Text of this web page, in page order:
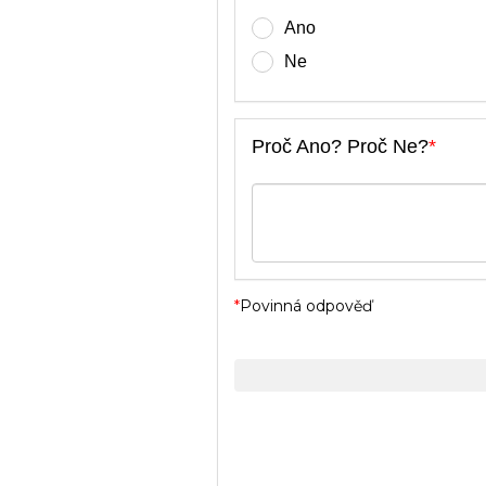
Ano
Ne
Proč Ano? Proč Ne?*
*Povinná odpověď